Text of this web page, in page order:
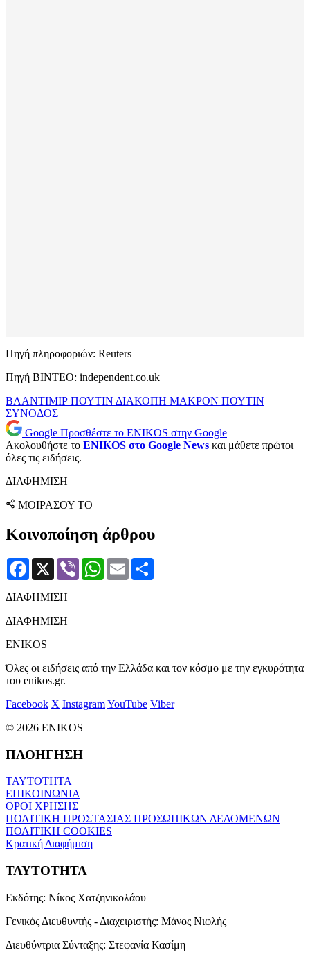
Πηγή πληροφοριών: Reuters
Πηγή ΒΙΝΤΕΟ: independent.co.uk
ΒΛΑΝΤΙΜΙΡ ΠΟΥΤΙΝ ΔΙΑΚΟΠΗ ΜΑΚΡΟΝ ΠΟΥΤΙΝ
ΣΥΝΟΔΟΣ
Google Προσθέστε το ENIKOS στην Google
Ακολουθήστε το ENIKOS στο Google News και μάθετε πρώτοι
όλες τις ειδήσεις.
ΔΙΑΦΗΜΙΣΗ
ΜΟΙΡΑΣΟΥ ΤΟ
Κοινοποίηση άρθρου
Facebook
X Viber WhatsApp
Email
ΔΙΑΦΗΜΙΣΗ
ΔΙΑΦΗΜΙΣΗ
ENIKOS
Όλες οι ειδήσεις από την Ελλάδα και τον κόσμο με την εγκυρότητα
του enikos.gr.
Facebook X InstagramYouTube Viber
© 2026 ENIKOS
ΠΛΟΗΓΗΣΗ
ΤΑΥΤΟΤΗΤΑ
ΕΠΙΚΟΙΝΩΝΙΑ
ΟΡΟΙ ΧΡΗΣΗΣ
ΠΟΛΙΤΙΚΗ ΠΡΟΣΤΑΣΙΑΣ ΠΡΟΣΩΠΙΚΩΝ ΔΕΔΟΜΕΝΩΝ
ΠΟΛΙΤΙΚΗ COOKIES
Κρατική Διαφήμιση
ΤΑΥΤΟΤΗΤΑ
Εκδότης: Νίκος Χατζηνικολάου
Γενικός Διευθυντής - Διαχειριστής: Μάνος Νιφλής
Διευθύντρια Σύνταξης: Στεφανία Κασίμη